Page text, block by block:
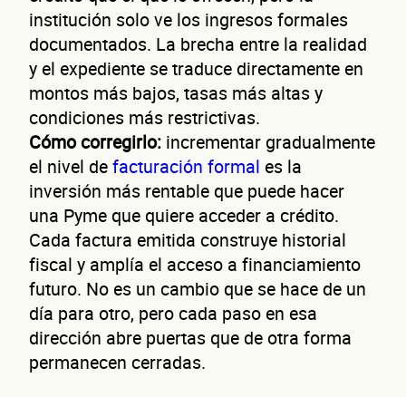
institución solo ve los ingresos formales
documentados. La brecha entre la realidad
y el expediente se traduce directamente en
montos más bajos, tasas más altas y
condiciones más restrictivas.
Cómo corregirlo: incrementar gradualmente
el nivel defacturación formal es la
inversión más rentable que puede hacer
una Pyme que quiere acceder a crédito.
Cada factura emitida construye historial
fiscal y amplía el acceso a financiamiento
futuro. No es un cambio que se hace de un
día para otro, pero cada paso en esa
dirección abre puertas que de otra forma
permanecen cerradas.